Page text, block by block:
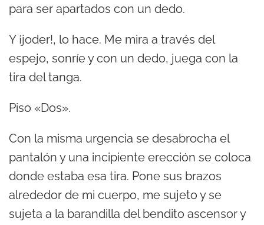
para ser apartados con un dedo.
Y ¡joder!, lo hace. Me mira a través del
espejo, sonríe y con un dedo, juega con la
tira del tanga.
Piso «Dos».
Con la misma urgencia se desabrocha el
pantalón y una incipiente erección se coloca
donde estaba esa tira. Pone sus brazos
alrededor de mi cuerpo, me sujeto y se
sujeta a la barandilla del bendito ascensor y